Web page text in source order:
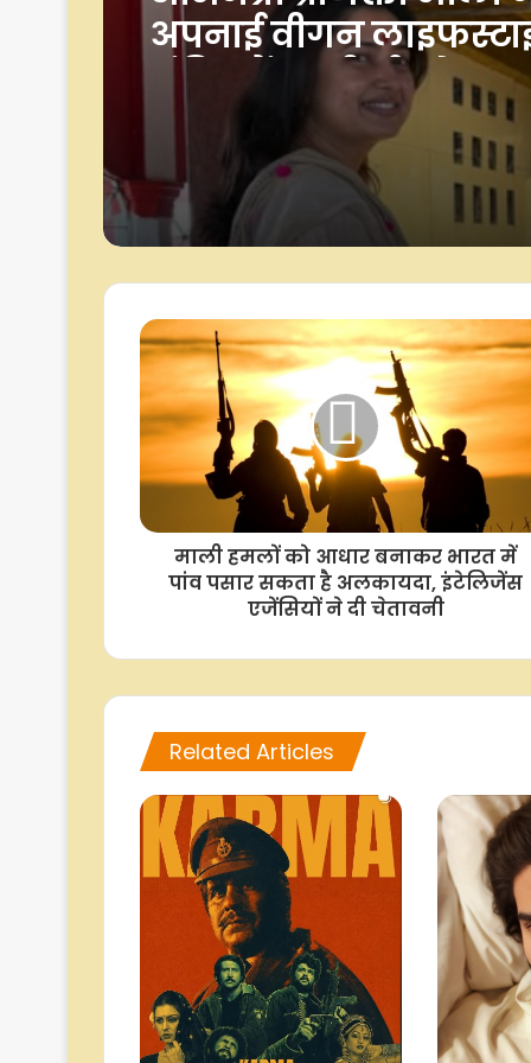
के बाद शिल्पा शिंदे ने
कहा शुक्रिया, श्रेया की
माली हमलों को आधार बनाकर भारत में
पांव पसार सकता है अलकायदा, इंटेलिजेंस
एजेंसियों ने दी चेतावनी
Related Articles